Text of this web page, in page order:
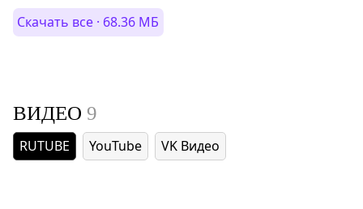
Скачать все · 68.36 МБ
ВИДЕО 9
RUTUBE YouTube VK Видео